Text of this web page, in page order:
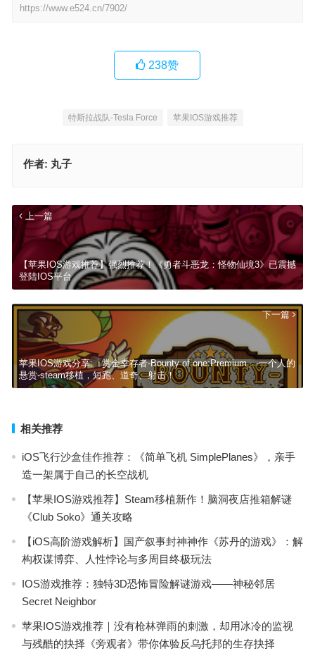
https://www.e524.cn/7902/
238赞
特斯拉战队-Tesla Force 苹果IOS游戏推荐
作者: 丸子
上一篇
【苹果IOS游戏推荐】强烈推荐！《勇者斗恶龙：怪物仙境3》已震撼
登陆IOS平台
下一篇
苹果IOS游戏分享:「赏金幸存者-Bounty of one:Premium」-一个人的
悬赏-steam移植，短跑、道奇、射击！
相关推荐
iOS飞行沙盒佳作推荐：《简单飞机 SimplePlanes》，亲手
造一架属于自己的长空战机
【苹果IOS游戏推荐】Steam移植新作！脑洞夜店推箱解谜
《Club Soko》通关攻略
【iOS高阶游戏解析】国产叙事封神神作《苏丹的游戏》：解
构权谋博弈、人性悖论与多周目终极玩法
IOS游戏推荐：独特3D恐怖冒险解谜游戏——神秘邻居
Secret Neighbor
苹果IOS游戏推荐｜没有枪林弹雨的刺激，却用冰冷的监视
与残酷的抉择《旁观者》带你体验反乌托邦的生存抉择